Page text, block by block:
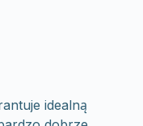
idealną